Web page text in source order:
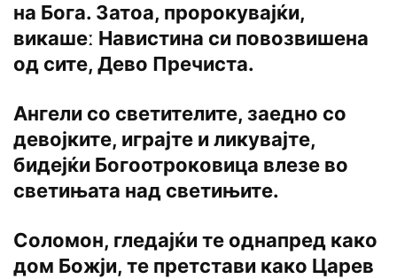
на Бога. Затоа, пророкувајќи,
викашеː Навистина си повозвишена
од сите, Дево Пречиста.
Ангели со светителите, заедно со
девојките, играјте и ликувајте,
бидејќи Богоотроковица влезе во
светињата над светињите.
Соломон, гледајќи те однапред како
дом Божји, те претстави како Царев